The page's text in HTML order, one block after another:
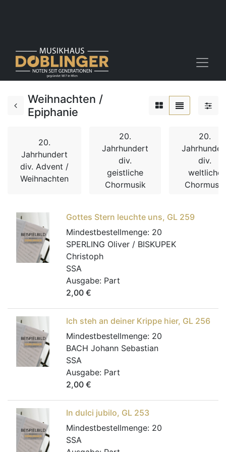
Weihnachten /
Epiphanie
20.
Jahrhundert
div. Advent /
Weihnachten
20.
Jahrhundert
div.
geistliche
Chormusik
20.
div.
weltliche
Chormusik
Gottes Stern leuchte uns, GL 259
Mindestbestellmenge: 20
SPERLING Oliver / BISKUPEK
Christoph
SSA
Ausgabe: Part
2,00 €
Ich steh an deiner Krippe hier, GL 256
Mindestbestellmenge: 20
BACH Johann Sebastian
SSA
Ausgabe: Part
2,00 €
In dulci jubilo, GL 253
Mindestbestellmenge: 20
SSA